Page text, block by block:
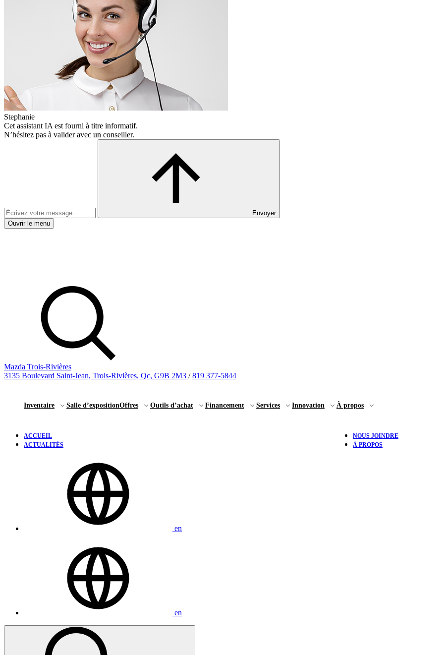
Stephanie
Cet assistant IA est fourni à titre informatif.
N’hésitez pas à valider avec un conseiller.
Envoyer
Ouvrir le menu
Mazda Trois-Rivières
3135 Boulevard Saint-Jean, Trois-Rivières, Qc, G9B 2M3 / 819 377-5844
Inventaire Salle d’expositionOffres Outils d’achat Financement Services Innovation À propos
ACCUEIL
NOUS JOINDRE
ACTUALITÉS
À PROPOS
en
en